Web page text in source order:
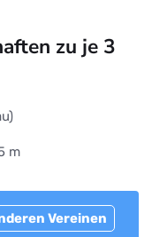
zu je 3
m
Vereinen